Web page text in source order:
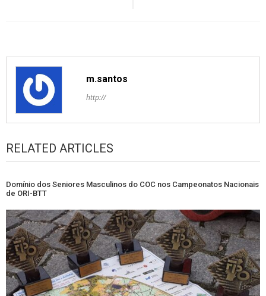
m.santos
http://
RELATED ARTICLES
Domínio dos Seniores Masculinos do COC nos Campeonatos Nacionais
de ORI-BTT